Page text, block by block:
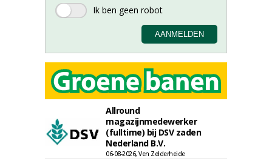
Allround
magazijnmedewerker
(fulltime) bij DSV zaden
Nederland B.V.
06-08-2026, Ven Zelderheide